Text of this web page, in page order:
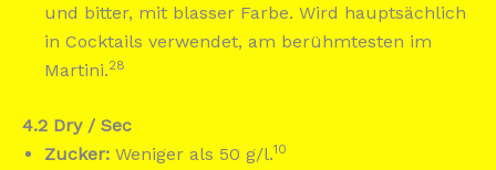
und bitter, mit blasser Farbe. Wird hauptsächlich
in Cocktails verwendet, am berühmtesten im
Martini.28
4.2 Dry / Sec
Zucker: Weniger als 50 g/l.10